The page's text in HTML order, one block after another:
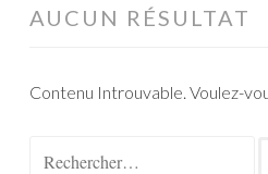
AUCUN RÉSULTAT
Contenu Introuvable. Voulez-